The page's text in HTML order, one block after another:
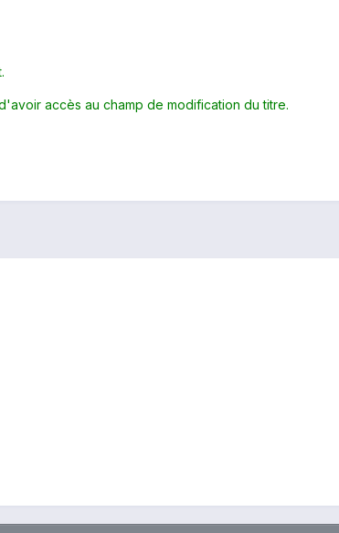
accès au champ de modification du titre.